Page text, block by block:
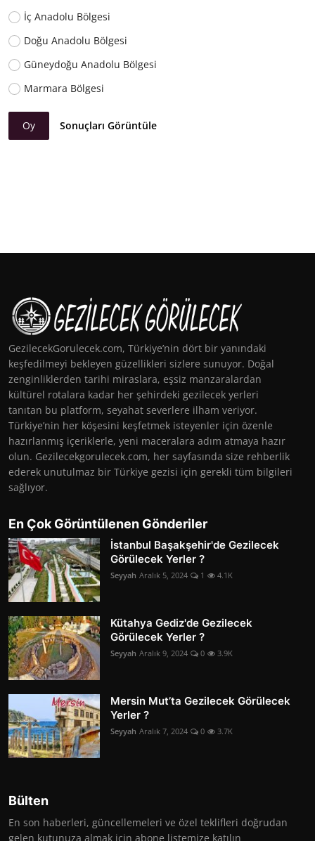
İç Anadolu Bölgesi
Doğu Anadolu Bölgesi
Güneydoğu Anadolu Bölgesi
Marmara Bölgesi
Oy Sonuçları Görüntüle
GezilecekGorulecek.com, Türkiye’nin dört bir yanındaki
keşfedilmeyi bekleyen güzellikleri sizlere sunuyor. Doğal
zenginliklerden tarihi miraslara, eşsiz manzaralardan
kültürel rotalara kadar her şehirdeki gezilecek yerleri
tanıtan bu platform, seyahat severlere ilham veriyor.
Türkiye’nin her köşesini keşfetmek isteyenler için özenle
hazırlanmış içeriklerle, yeni maceralara adım atmaya hazır
olun. Gezilecekgorulecek.com, her sayfasında size rehberlik
ederek unutulmaz bir Türkiye gezisi için gerekli tüm bilgileri
sağlıyor.
En Çok Görüntülenen Gönderiler
İstanbul Başakşehir'de Gezilecek
Görülecek Yerler ?
Seyyah Aralık 5, 2024 1 4.1K
Kütahya Gediz'de Gezilecek
Görülecek Yerler ?
Seyyah Aralık 9, 2024 0 3.9K
Mersin Mut’ta Gezilecek Görülecek
Yerler ?
Seyyah Aralık 7, 2024 0 3.7K
Bülten
En son haberleri, güncellemeleri ve özel teklifleri doğrudan
gelen kutunuza almak için abone listemize katılın